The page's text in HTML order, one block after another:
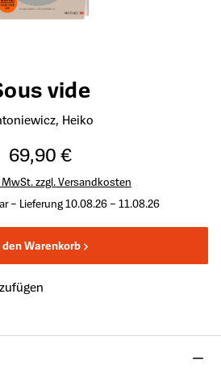
vide
Heiko
69,90 €
MwSt. zzgl. Versandkosten
– Lieferung 10.08.26 – 11.08.26
den Warenkorb